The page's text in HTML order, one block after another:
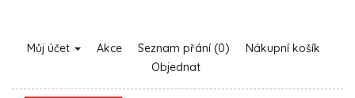
Můj účet Akce Seznam přání (0)
Nákupní košík
Objednat